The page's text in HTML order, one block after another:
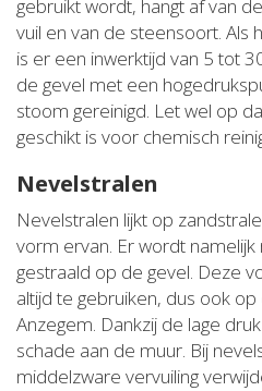
gebruikt wordt, hangt af van
vuil en van de steensoort. Als
is er een inwerktijd van 5 tot
de gevel met een
stoom gereinigd. Let wel op
geschikt is voor chemisch
Nevelstralen
Nevelstralen lijkt op
vorm ervan. Er wordt
gestraald op de gevel. Deze
altijd te gebruiken, dus ook op
Anzegem. Dankzij de lage
schade aan de muur. Bij
middelzware vervuiling